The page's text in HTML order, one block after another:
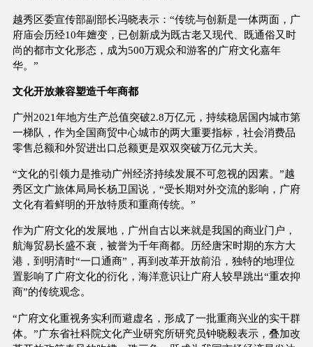
越秀区委宣传部副部长冯晓表示：“传统与创新是一体两面，广
府庙会历经10年嬗变，已创新成为既古老又现代、既通俗又时
尚的都市文化形态，成为500万观众和游客的广府文化嘉年
华。”
文化开放兼容塑造千年商都
广州2021年地方生产总值突破2.8万亿元，持续稳居国内城市第
一梯队，作为全国商贸中心城市的两大重要指标，社会消费品
零售总额和外贸进出口总额更是双双突破万亿元大关。
“文化的引领力是推动广州经济持续发展不可忽视的因素。”越
秀区文广旅体局局长杨卫国说，“受长期对外交流的影响，广府
文化有着鲜明的开放特质和重商传统。”
作为广府文化的发展地，广州自古以来就是我国的商业门户，
航海贸易长盛不衰，被誉为千年商都。历经唐宋时期的东方大
港，到明清时“一口通商”，再到改革开放前沿，独特的地理位
置影响了广府文化的衍化，海洋意识让广府人较早跳出“重农抑
商”的传统观念。
“广府文化重视务实利而避虚名，形成了一批重商兴业的实干群
体。”广东省社科院文化产业研究所研究员钟晓毅表示，叠加改